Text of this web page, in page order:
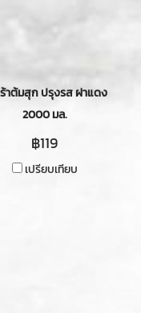
าต้มสุก ปรุงรส ฝาแดง
2000 มล.
฿119
เปรียบเทียบ